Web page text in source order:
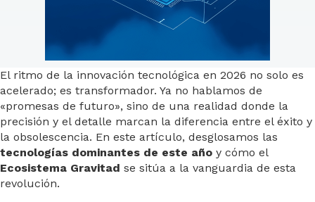
El ritmo de la innovación tecnológica en 2026 no solo es
acelerado; es transformador. Ya no hablamos de
«promesas de futuro», sino de una realidad donde la
precisión y el detalle marcan la diferencia entre el éxito y
la obsolescencia. En este artículo, desglosamos las
tecnologías dominantes de este año y cómo el
Ecosistema Gravitad se sitúa a la vanguardia de esta
revolución.